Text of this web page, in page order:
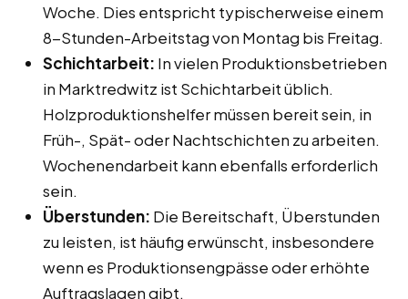
Woche. Dies entspricht typischerweise einem
8-Stunden-Arbeitstag von Montag bis Freitag.
Schichtarbeit: In vielen Produktionsbetrieben
in Marktredwitz ist Schichtarbeit üblich.
Holzproduktionshelfer müssen bereit sein, in
Früh-, Spät- oder Nachtschichten zu arbeiten.
Wochenendarbeit kann ebenfalls erforderlich
sein.
Überstunden: Die Bereitschaft, Überstunden
zu leisten, ist häufig erwünscht, insbesondere
wenn es Produktionsengpässe oder erhöhte
Auftragslagen gibt.